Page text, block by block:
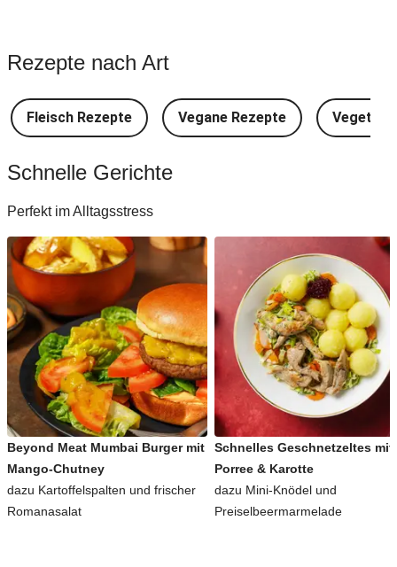
Rezepte nach Art
Fleisch Rezepte Vegane Rezepte
Schnelle Gerichte
Perfekt im Alltagsstress
Beyond Meat Mumbai Burger mit
Mango-Chutney
dazu Kartoffelspalten und frischer
Romanasalat
Schnelles Geschnetzeltes mit
Porree & Karotte
dazu Mini-Knödel und
Preiselbeermarmelade